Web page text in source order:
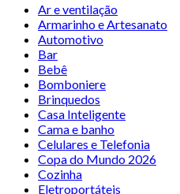
Ar e ventilação
Armarinho e Artesanato
Automotivo
Bar
Bebê
Bomboniere
Brinquedos
Casa Inteligente
Cama e banho
Celulares e Telefonia
Copa do Mundo 2026
Cozinha
Eletroportáteis